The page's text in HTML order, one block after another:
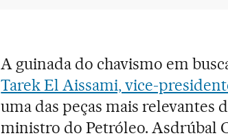
A guinada do chavismo em
Tarek El Aissami, vice-
uma das peças mais relevantes
ministro do Petróleo. Asdrúbal